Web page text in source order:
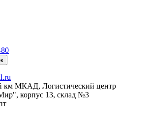
км МКАД, Логистический центр
корпус 13, склад №3